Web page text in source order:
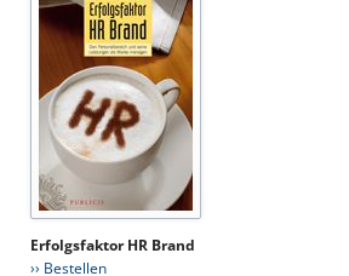
Erfolgsfaktor HR Brand
›› Bestellen